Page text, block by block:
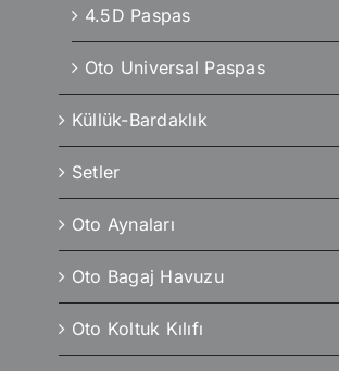
4.5D Paspas
Oto Universal Paspas
Küllük-Bardaklık
Setler
Oto Aynaları
Oto Bagaj Havuzu
Oto Koltuk Kılıfı